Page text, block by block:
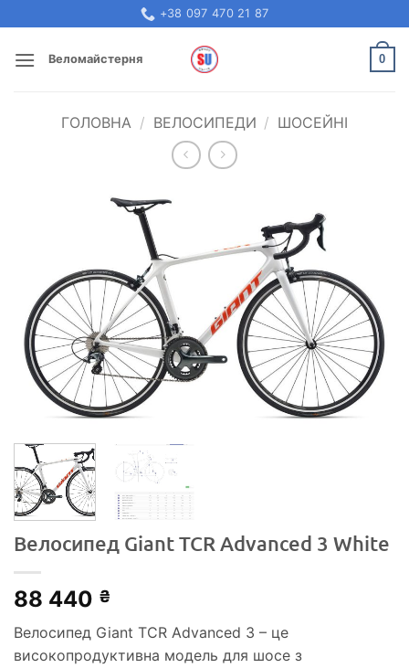
to
content
+38 097 470 21 87
Веломайстерня 0
ГОЛОВНА / ВЕЛОСИПЕДИ / ШОСЕЙНІ
Велосипед Giant TCR Advanced 3 White
88 440 ₴
Велосипед Giant TCR Advanced 3 – це
високопродуктивна модель для шосе з